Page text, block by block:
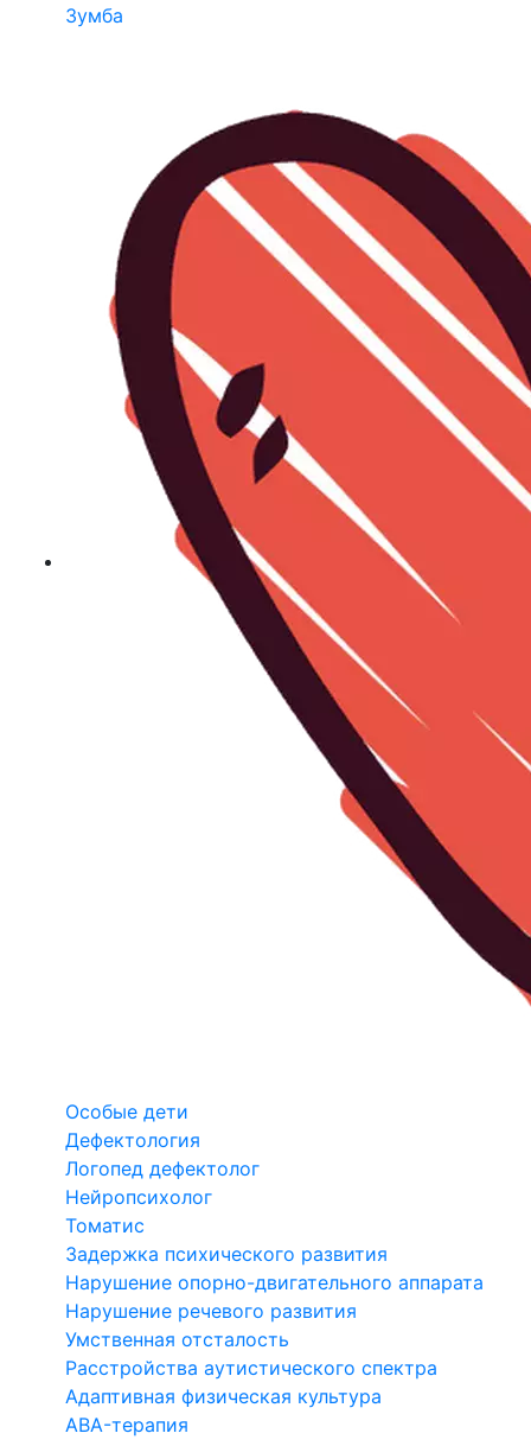
Зумба
Особые дети
Дефектология
Логопед дефектолог
Нейропсихолог
Томатис
Задержка психического развития
Нарушение опорно-двигательного аппарата
Нарушение речевого развития
Умственная отсталость
Расстройства аутистического спектра
Адаптивная физическая культура
ABA-терапия